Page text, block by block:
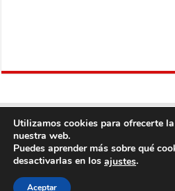
Copyright © 2013
Utilizamos cookies para ofrecerte
nuestra web.
Puedes aprender más sobre qué
desactivarlas en los ajustes.
Aceptar